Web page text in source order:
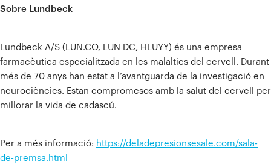
Sobre Lundbeck
Lundbeck A/S (LUN.CO, LUN DC, HLUYY) és una empresa
farmacèutica especialitzada en les malalties del cervell. Durant
més de 70 anys han estat a l’avantguarda de la investigació en
neurociències. Estan compromesos amb la salut del cervell per
millorar la vida de cadascú.
Per a més informació: https://deladepresionsesale.com/sala-
de-premsa.html